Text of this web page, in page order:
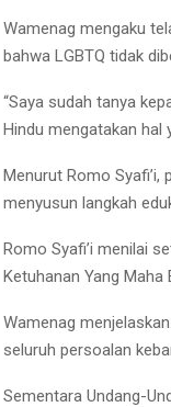
Wamenag mengaku
bahwa LGBTQ tidak
“Saya sudah tanya
Hindu mengatakan hal
Menurut Romo
menyusun langkah
Romo Syafi’i menilai
Ketuhanan Yang Maha
Wamenag
seluruh persoalan
Sementara Undang-